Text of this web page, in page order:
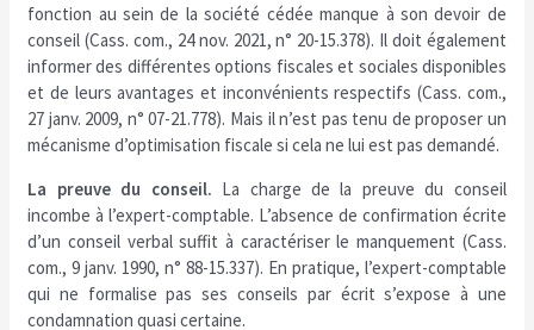
fonction au sein de la société cédée manque à son devoir de
conseil (Cass. com., 24 nov. 2021, n° 20-15.378). Il doit également
informer des différentes options fiscales et sociales disponibles
et de leurs avantages et inconvénients respectifs (Cass. com.,
27 janv. 2009, n° 07-21.778). Mais il n’est pas tenu de proposer un
mécanisme d’optimisation fiscale si cela ne lui est pas demandé.
La preuve du conseil. La charge de la preuve du conseil
incombe à l’expert-comptable. L’absence de confirmation écrite
d’un conseil verbal suffit à caractériser le manquement (Cass.
com., 9 janv. 1990, n° 88-15.337). En pratique, l’expert-comptable
qui ne formalise pas ses conseils par écrit s’expose à une
condamnation quasi certaine.